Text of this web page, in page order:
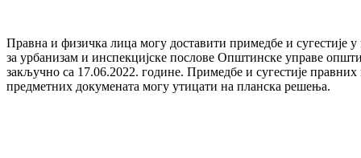
Правна и физичка лица могу доставити примедбе и
за урбанизам и инспекцијске послове Општинске управе
закључно са 17.06.2022. године. Примедбе и сугестије
предметних докумената могу утицати на планска решења.